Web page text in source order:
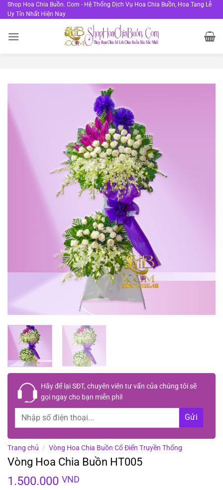
Bỏ
qua
dung
Shop Hoa Chia Buồn. Com - Hệ Thống Dịch Vụ Hoa Chia Buồn, Hoa Tang Lễ
Uy Tín Nhất Hiện Nay
Hãy để lạiSĐT, chuyên viên tư vấn của chúng tôi sẽ
gọi ngay cho bạn miễn phí!
Trang chủ / Vòng Hoa Chia Buồn Cổ Điển Truyền Thống
Vòng Hoa Chia Buồn HT005
1.500.000 VND